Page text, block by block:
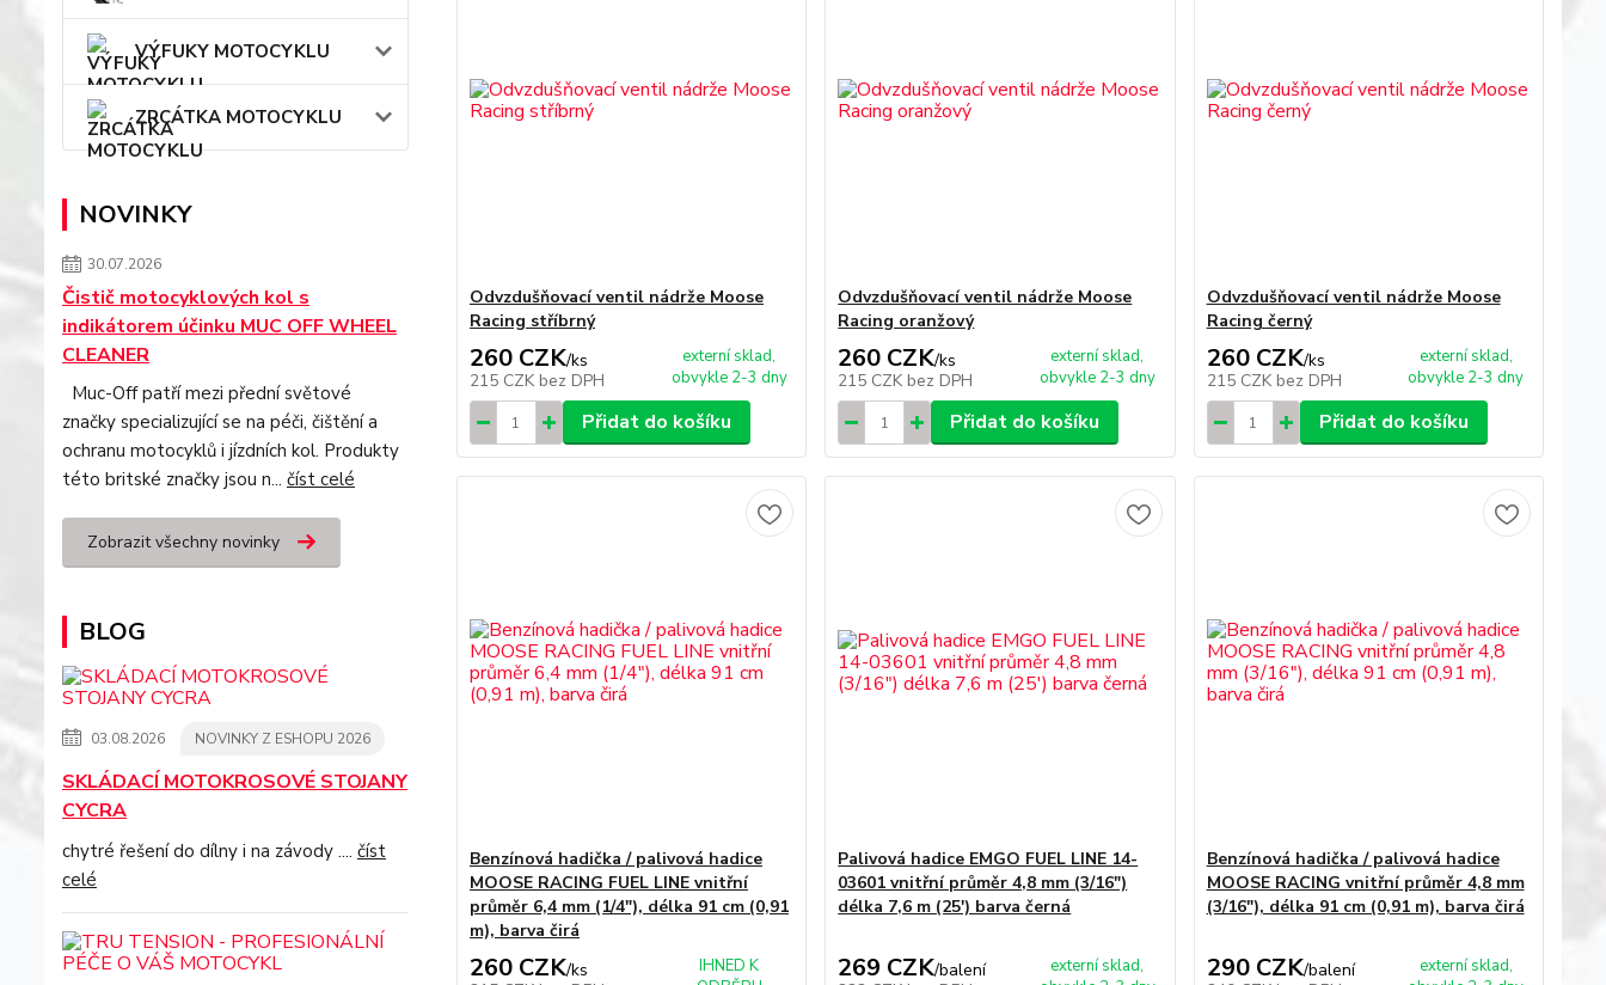
VÝFUKY MOTOCYKLU
ZRCÁTKA MOTOCYKLU
NOVINKY
30.07.2026
Čistič motocyklových kol s
indikátorem účinku MUC OFF WHEEL
CLEANER
Muc-Off patří mezi přední světové
značky specializující se na péči, čištění a
ochranu motocyklů i jízdních kol. Produkty
této britské značky jsou n... číst celé
Zobrazit všechny novinky
BLOG
03.08.2026 NOVINKY Z ESHOPU 2026
SKLÁDACÍ MOTOKROSOVÉ STOJANY
CYCRA
chytré řešení do dílny i na závody .... číst
celé
Odvzdušňovací ventil nádrže Moose
Racing stříbrný
260 CZK/ks
215 CZK bez DPH
externí sklad,
obvykle 2-3 dny
Přidat do košíku
Odvzdušňovací ventil nádrže Moose
Racing oranžový
260 CZK/ks
215 CZK bez DPH
externí sklad,
obvykle 2-3 dny
Přidat do košíku
Odvzdušňovací ventil nádrže Moose
Racing černý
260 CZK/ks
215 CZK bez DPH
externí sklad,
obvykle 2-3 dny
Přidat do košíku
Benzínová hadička / palivová hadice
MOOSE RACING FUEL LINE vnitřní
průměr 6,4 mm (1/4"), délka 91 cm (0,91
m), barva čirá
260 CZK/ks
IHNED K
Palivová hadice EMGO FUEL LINE 14-
03601 vnitřní průměr 4,8 mm (3/16")
délka 7,6 m (25') barva černá
269 CZK/balení
externí sklad,
Benzínová hadička / palivová hadice
MOOSE RACING vnitřní průměr 4,8 mm
(3/16"), délka 91 cm (0,91 m), barva čirá
290 CZK/balení
externí sklad,